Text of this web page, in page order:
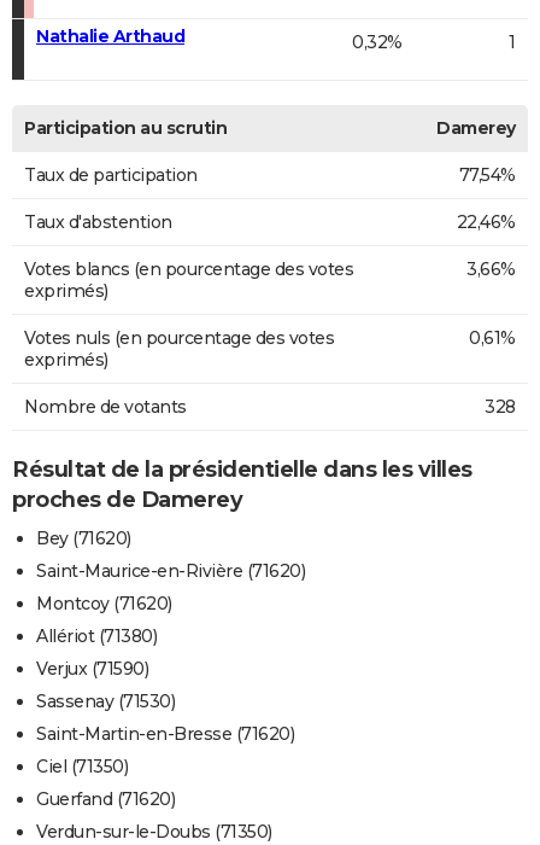
Nathalie Arthaud 0,32% 1
Participation au scrutin Damerey
Taux de participation 77,54%
Taux d'abstention 22,46%
Votes blancs (en pourcentage des votes
exprimés)
3,66%
Votes nuls (en pourcentage des votes
exprimés)
0,61%
Nombre de votants 328
Résultat de la présidentielle dans les villes
proches de Damerey
Bey (71620)
Saint-Maurice-en-Rivière (71620)
Montcoy (71620)
Allériot (71380)
Verjux (71590)
Sassenay (71530)
Saint-Martin-en-Bresse (71620)
Ciel (71350)
Guerfand (71620)
Verdun-sur-le-Doubs (71350)